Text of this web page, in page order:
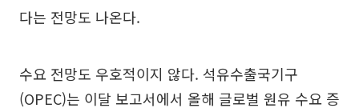
다는 전망도 나온다.
수요 전망도 우호적이지 않다. 석유수출국기구
(OPEC)는 이달 보고서에서 올해 글로벌 원유 수요 증